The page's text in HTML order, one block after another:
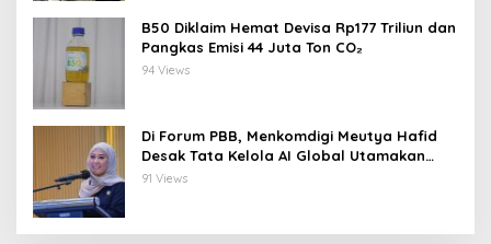
B50 Diklaim Hemat Devisa Rp177 Triliun dan
Pangkas Emisi 44 Juta Ton CO₂
94 Views
Di Forum PBB, Menkomdigi Meutya Hafid
Desak Tata Kelola AI Global Utamakan
Perlindungan Anak
91 Views